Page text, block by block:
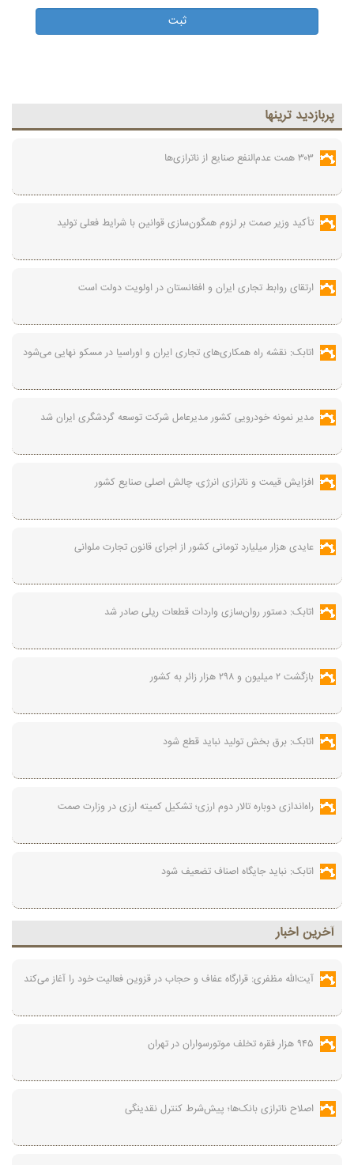
پربازديد ترينها
۳۰۳ همت عدم‌النفع صنایع از ناترازی‌ها
تأکید وزیر صمت بر لزوم همگون‌سازی قوانین با شرایط فعلی تولید
ارتقای روابط تجاری ایران و افغانستان در اولویت دولت است
اتابک: نقشه راه همکاری‌های تجاری ایران و اوراسیا در مسکو نهایی می‌شود
مدیر نمونه خودرویی کشور مدیرعامل شرکت توسعه گردشگری ایران شد
افزایش قیمت و ناترازی انرژی، چالش اصلی صنایع کشور
عایدی هزار میلیارد تومانی کشور از اجرای قانون تجارت ملوانی
اتابک: دستور روان‌سازی واردات قطعات ریلی صادر شد
بازگشت ۲ میلیون و ۲۹۸ هزار زائر به کشور
اتابک: برق بخش تولید نباید قطع شود
راه‌اندازی دوباره تالار دوم ارزی؛ تشکیل کمیته ارزی در وزارت صمت
اتابک: نباید جایگاه اصناف تضعیف شود
آخرين اخبار
آیت‌الله مظفری: قرارگاه عفاف و حجاب در قزوین فعالیت خود را آغاز می‌کند
۹۴۵ هزار فقره تخلف موتورسواران در تهران
اصلاح ناترازی بانک‌ها؛ پیش‌شرط کنترل نقدینگی